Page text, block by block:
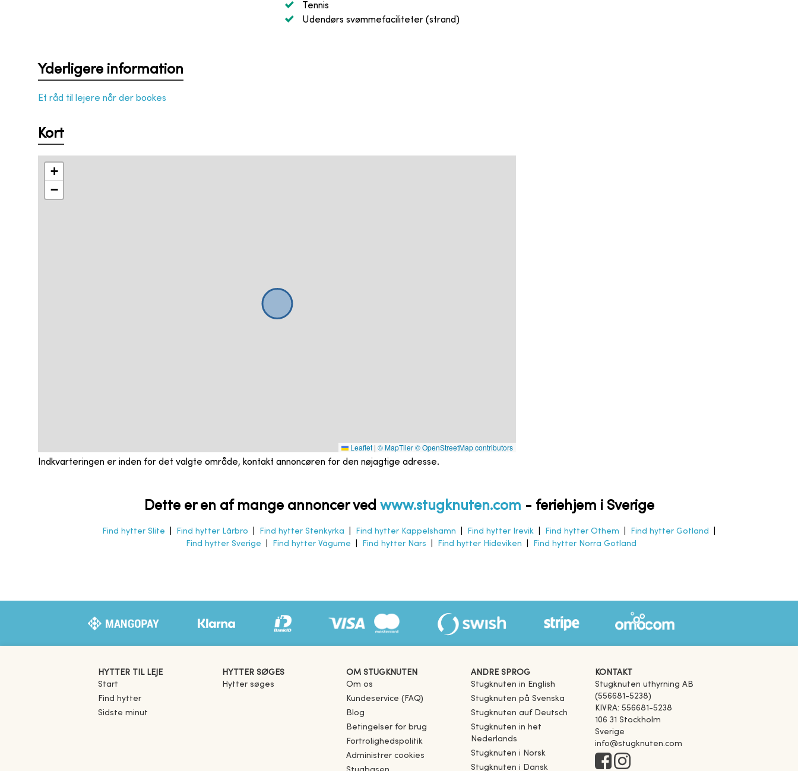
Tennis
Udendørs svømmefaciliteter (strand)
Yderligere information
Et råd til lejere når der bookes
Kort
+
−
Leaflet | © MapTiler© OpenStreetMap contributors
Indkvarteringen er inden for det valgte område, kontakt annoncøren for den nøjagtige adresse.
Dette er en af mange annoncer ved www.stugknuten.com - feriehjem i Sverige
Find hytter Slite Find hytter Lärbro Find hytter Stenkyrka Find hytter Kappelshamn Find hytter Irevik| Find hytter Othem Find hytter Gotland
Find hytter Sverige
Find hytter Vägume Find hytter Närs Find hytter Hideviken Find hytter Norra Gotland
HYTTER TIL LEJE
Start
Find hytter
Sidste minut
HYTTER SØGES
Hytter søges
OM STUGKNUTEN
Om os
Kundeservice (FAQ)
Blog
Betingelser for brug
Fortrolighedspolitik
Administrer cookies
ANDRE SPROG
Stugknuten in English
Stugknuten på Svenska
Stugknuten auf Deutsch
Stugknuten in het
Nederlands
Stugknuten i Norsk
Stugknuten i Dansk
KONTAKT
Stugknuten uthyrning AB
(556681-5238)
KIVRA: 556681-5238
106 31 Stockholm
Sverige
info@stugknuten.com